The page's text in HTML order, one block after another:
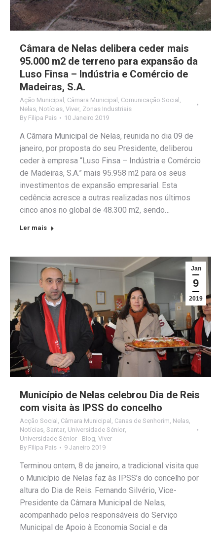
Câmara de Nelas delibera ceder mais
95.000 m2 de terreno para expansão da
Luso Finsa – Indústria e Comércio de
Madeiras, S.A.
Ação Municipal , Câmara Municipal , Comunicação Social ,
Nelas, Notícias, Viver, Zonas Industriais
By Filipa Pais 10 Janeiro 2019
A Câmara Municipal de Nelas, reunida no dia 09 de
janeiro, por proposta do seu Presidente, deliberou
ceder à empresa “Luso Finsa – Indústria e Comércio
de Madeiras, S.A.” mais 95.958 m2 para os seus
investimentos de expansão empresarial. Esta
cedência acresce a outras realizadas nos últimos
cinco anos no global de 48.300 m2, sendo…
Ler mais
Jan
9
2019
Município de Nelas celebrou Dia de Reis
com visita às IPSS do concelho
Acção Social , Câmara Municipal , Canas de Senhorim, Nelas,
Notícias, Santar, Universidade Sénior,
Universidade Sénior - Blog, Viver
By Filipa Pais 9 Janeiro 2019
Terminou ontem, 8 de janeiro, a tradicional visita que
o Município de Nelas faz às IPSS’s do concelho por
altura do Dia de Reis. Fernando Silvério, Vice-
Presidente da Câmara Municipal de Nelas,
acompanhado pelos responsáveis do Serviço
Municipal de Apoio à Economia Social e da